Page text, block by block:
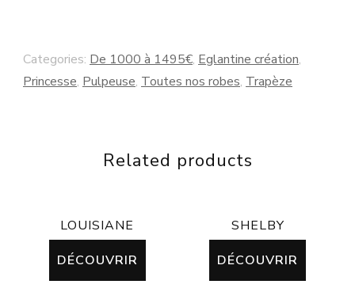
Categories: De 1000 à 1495€, Eglantine création,
Princesse, Pulpeuse, Toutes nos robes, Trapèze
Related products
LOUISIANE
DÉCOUVRIR
SHELBY
DÉCOUVRIR